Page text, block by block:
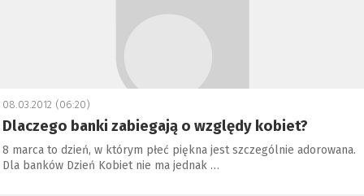
08.03.2012 (06:20)
Dlaczego banki zabiegają o względy kobiet?
8 marca to dzień, w którym płeć piękna jest szczególnie adorowana.
Dla banków Dzień Kobiet nie ma jednak …